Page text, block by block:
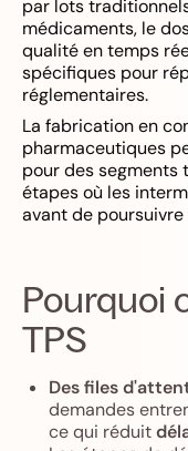
par lots
médicaments, le
qualité en temps
spécifiques pour
réglementaires.
La fabrication en
pharmaceutiques
pour des segments
étapes où les
avant de
Pourquoi
TPS
Des files
demandes
ce qui réduit